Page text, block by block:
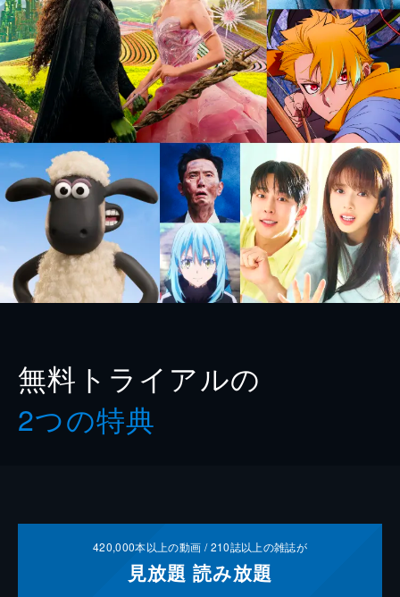
無料トライアルの
2つの特典
420,000本以上の動画 /210誌以上の雑誌が
見放題 読み放題